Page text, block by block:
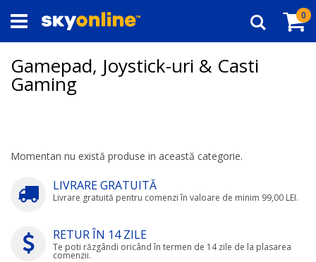
la
Conținut
0
Căutare
Gamepad, Joystick-uri & Casti
Gaming
Momentan nu există produse in această categorie.
LIVRARE GRATUITĂ
Livrare gratuită pentru comenzi în valoare de minim 99,00 LEI.
RETUR ÎN 14 ZILE
Te poti răzgândi oricând în termen de 14 zile de la plasarea
comenzii.